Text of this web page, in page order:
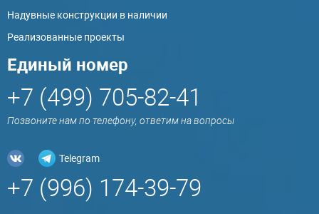
Надувные конструкции в наличии
Реализованные проекты
Единый номер
+7 (499) 705-82-41
Позвоните нам по телефону, ответим на вопросы
Telegram
+7 (996) 174-39-79